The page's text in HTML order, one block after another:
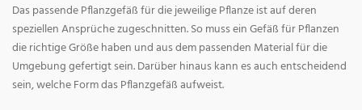
Das passende Pflanzgefäß für die jeweilige Pflanze ist auf deren
speziellen Ansprüche zugeschnitten. So muss ein Gefäß für Pflanzen
die richtige Größe haben und aus dem passenden Material für die
Umgebung gefertigt sein. Darüber hinaus kann es auch entscheidend
sein, welche Form das Pflanzgefäß aufweist.